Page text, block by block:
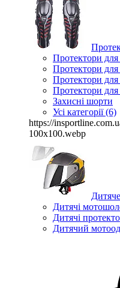
Протектори для
Протектори для
Протектори
Протектори
Захисні шорти
Усі категорії (6)
https://
100x100.webp
Дитячі
Дитячі
Дитячий